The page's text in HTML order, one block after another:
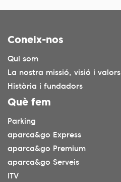
Coneix-nos
Qui som
La nostra missió, visió i valors
Història i fundadors
Què fem
Parking
aparca&go Express
aparca&go Premium
aparca&go Serveis
ITV